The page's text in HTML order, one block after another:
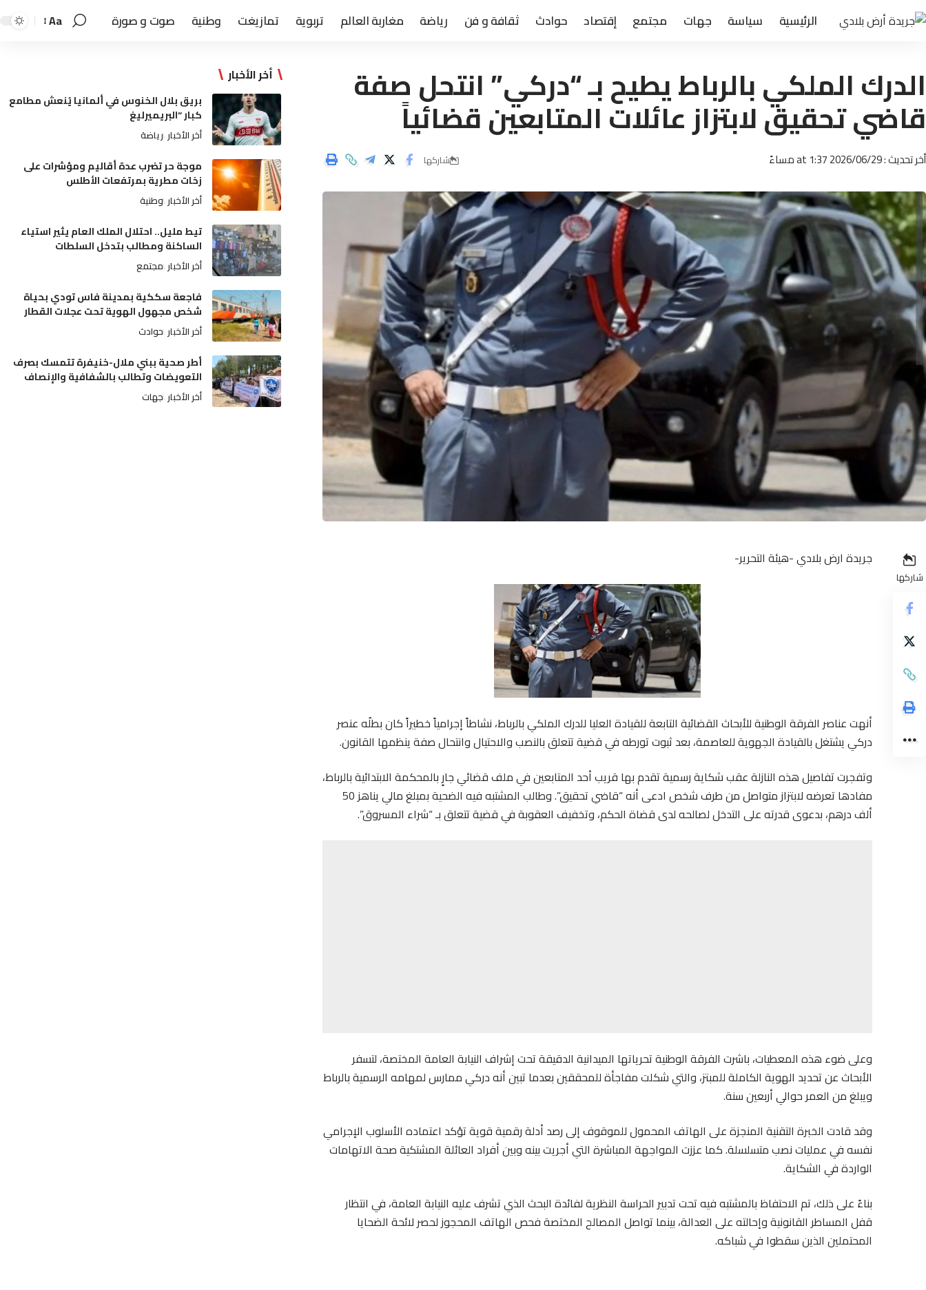
الرئيسية سياسة جهات مجتمع إقتصاد حوادث ثقافة و فن رياضة مغاربة العالم تربوية تمازيغت وطنية صوت و صورة Aa
الدرك الملكي بالرباط يطيح بـ “دركي” انتحل صفة
قاضي تحقيق لابتزاز عائلات المتابعين قضائياً
أخر تحديث : 2026/06/29 at 1:37 مساءً شاركها
شاركها
جريدة ارض بلادي -هيئة التحرير-
أنهت عناصر الفرقة الوطنية للأبحاث القضائية التابعة للقيادة العليا للدرك الملكي بالرباط، نشاطاً إجرامياً خطيراً كان بطلُه عنصر
دركي يشتغل بالقيادة الجهوية للعاصمة، بعد ثبوت تورطه في قضية تتعلق بالنصب والاحتيال وانتحال صفة ينظمها القانون.
وتفجرت تفاصيل هذه النازلة عقب شكاية رسمية تقدم بها قريب أحد المتابعين في ملف قضائي جارٍ بالمحكمة الابتدائية بالرباط،
مفادها تعرضه لابتزاز متواصل من طرف شخص ادعى أنه “قاضي تحقيق”. وطالب المشتبه فيه الضحية بمبلغ مالي يناهز 50
ألف درهم، بدعوى قدرته على التدخل لصالحه لدى قضاة الحكم، وتخفيف العقوبة في قضية تتعلق بـ “شراء المسروق”.
وعلى ضوء هذه المعطيات، باشرت الفرقة الوطنية تحرياتها الميدانية الدقيقة تحت إشراف النيابة العامة المختصة، لتسفر
الأبحاث عن تحديد الهوية الكاملة للمبتز، والتي شكلت مفاجأة للمحققين بعدما تبين أنه دركي ممارس لمهامه الرسمية بالرباط
ويبلغ من العمر حوالي أربعين سنة.
وقد قادت الخبرة التقنية المنجزة على الهاتف المحمول للموقوف إلى رصد أدلة رقمية قوية تؤكد اعتماده الأسلوب الإجرامي
نفسه في عمليات نصب متسلسلة. كما عززت المواجهة المباشرة التي أجريت بينه وبين أفراد العائلة المشتكية صحة الاتهامات
الواردة في الشكاية.
بناءً على ذلك، تم الاحتفاظ بالمشتبه فيه تحت تدبير الحراسة النظرية لفائدة البحث الذي تشرف عليه النيابة العامة، في انتظار
قفل المساطر القانونية وإحالته على العدالة، بينما تواصل المصالح المختصة فحص الهاتف المحجوز لحصر لائحة الضحايا
المحتملين الذين سقطوا في شباكه.
أخر الأخبار
بريق بلال الخنوس في ألمانيا يُنعش مطامع
كبار “البريميرليغ
أخر الأخبار رياضة
موجة حر تضرب عدة أقاليم ومؤشرات على
زخات مطرية بمرتفعات الأطلس
أخر الأخبار وطنية
تيط مليل.. احتلال الملك العام يثير استياء
الساكنة ومطالب بتدخل السلطات
أخر الأخبار مجتمع
فاجعة سككية بمدينة فاس تودي بحياة
شخص مجهول الهوية تحت عجلات القطار
أخر الأخبار حوادث
أطر صحية ببني ملال-خنيفرة تتمسك بصرف
التعويضات وتطالب بالشفافية والإنصاف
أخر الأخبار جهات